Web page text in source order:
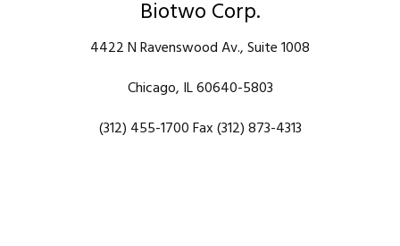
Biotwo Corp.
4422 N Ravenswood Av., Suite 1008
Chicago, IL 60640-5803
(312) 455-1700 Fax (312) 873-4313